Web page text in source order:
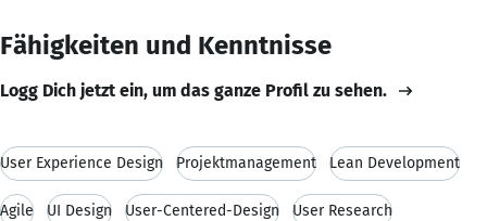
Fähigkeiten und Kenntnisse
Logg Dich jetzt ein, um das ganze Profil zu sehen.
User Experience Design Projektmanagement Lean Development
Agile UI Design User-Centered-Design User Research